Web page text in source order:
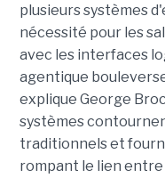
plusieurs systèmes
nécessité pour les
avec les interfaces
agentique
explique George
systèmes
traditionnels et
rompant le lien